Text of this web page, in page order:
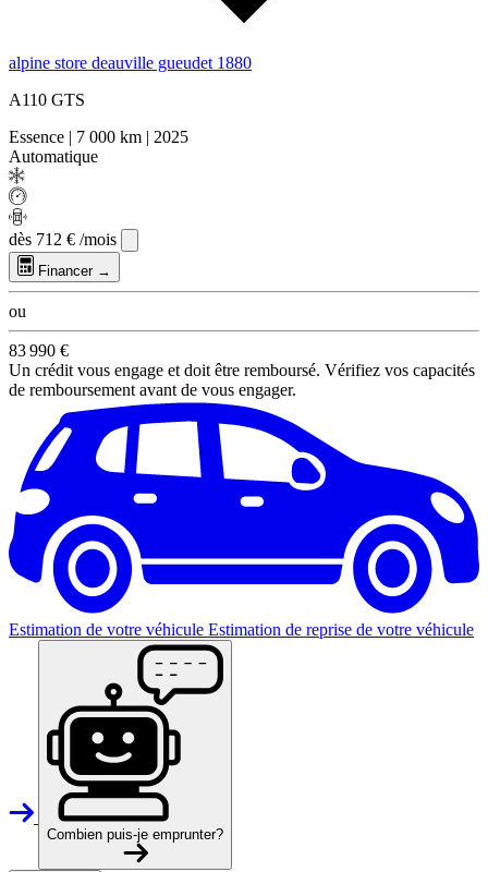
alpine store deauville gueudet 1880
A110 GTS
Essence | 7 000 km | 2025
Automatique
dès 712 € /mois
Financer →
ou
83 990 €
Un crédit vous engage et doit être remboursé. Vérifiez vos capacités
de remboursement avant de vous engager.
Estimation de votre véhicule Estimation de reprise de votre véhicule
Combien puis-je emprunter?